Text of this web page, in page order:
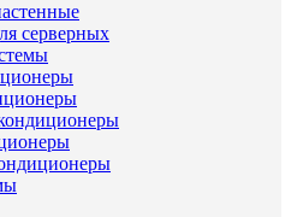
серверных